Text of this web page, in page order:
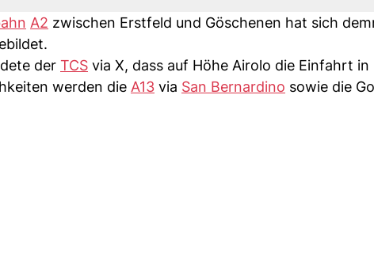
A2 zwischen Erstfeld und Göschenen hat sich
der TCS via X, dass auf Höhe Airolo die Einfahrt
werden die A13 via San Bernardino sowie die